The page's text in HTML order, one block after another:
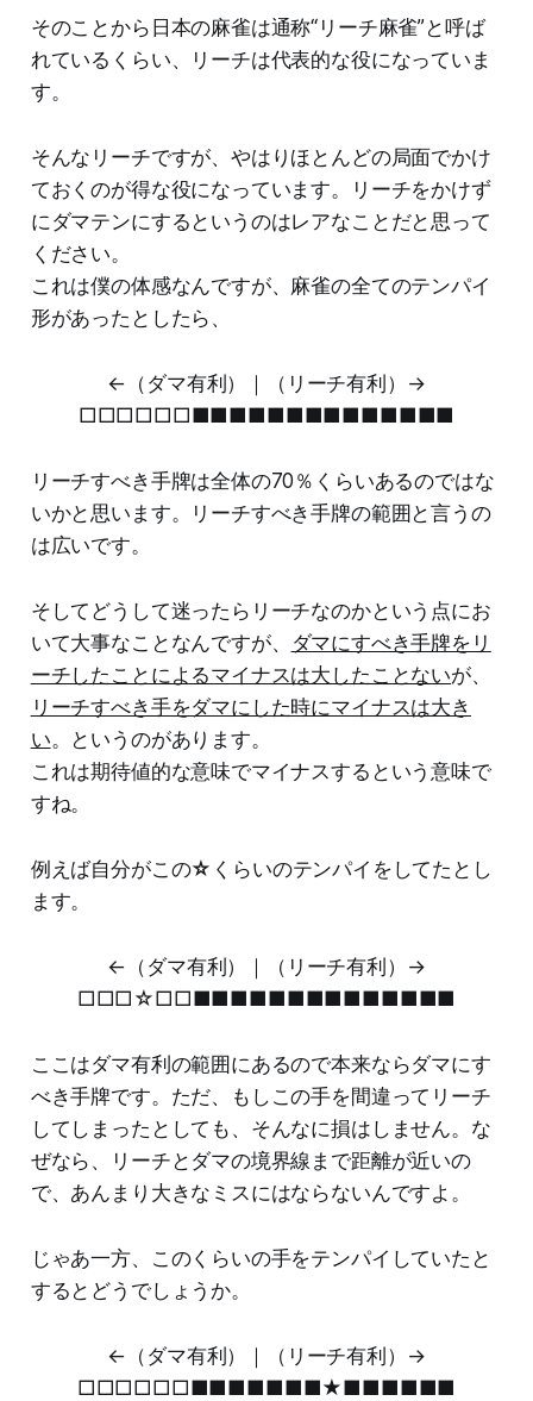
そのことから日本の麻雀は通称“リーチ麻雀”と呼ば
れているくらい、リーチは代表的な役になっていま
す。
そんなリーチですが、やはりほとんどの局面でかけ
ておくのが得な役になっています。リーチをかけず
にダマテンにするというのはレアなことだと思って
ください。
これは僕の体感なんですが、麻雀の全てのテンパイ
形があったとしたら、
←（ダマ有利）｜（リーチ有利）→
□□□□□□■■■■■■■■■■■■■■
リーチすべき手牌は全体の70％くらいあるのではな
いかと思います。リーチすべき手牌の範囲と言うの
は広いです。
そしてどうして迷ったらリーチなのかという点にお
いて大事なことなんですが、
ダマにすべき手牌をリ
ーチしたことによるマイナスは大したことないが、
リーチすべき手をダマにした時にマイナスは大き
い。というのがあります。
これは期待値的な意味でマイナスするという意味で
すね。
例えば自分がこの☆ くらいのテンパイをしてたとし
ます。
←（ダマ有利）｜（リーチ有利）→
□□□☆□□■■■■■■■■■■■■■■
ここはダマ有利の範囲にあるので本来ならダマにす
べき手牌です。ただ、もしこの手を間違ってリーチ
してしまったとしても、そんなに損はしません。な
ぜなら、リーチとダマの境界線まで距離が近いの
で、あんまり大きなミスにはならないんですよ。
じゃあ一方、このくらいの手をテンパイしていたと
するとどうでしょうか。
←（ダマ有利）｜（リーチ有利）→
□□□□□□■■■■■■■★■■■■■■